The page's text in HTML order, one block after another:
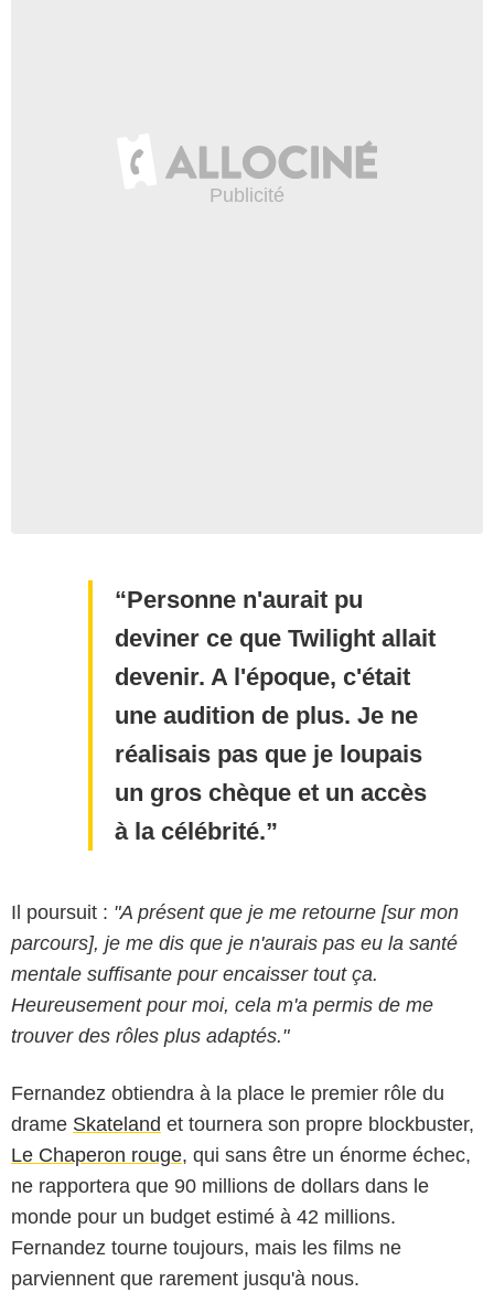
Personne n'aurait pu
deviner ce que Twilight allait
devenir. A l'époque, c'était
une audition de plus. Je ne
réalisais pas que je loupais
un gros chèque et un accès
à la célébrité.
Il poursuit : "A présent que je me retourne [sur mon
parcours], je me dis que je n'aurais pas eu la santé
mentale suffisante pour encaisser tout ça.
Heureusement pour moi, cela m'a permis de me
trouver des rôles plus adaptés."
Fernandez obtiendra à la place le premier rôle du
drame Skateland et tournera son propre blockbuster,
Le Chaperon rouge, qui sans être un énorme échec,
ne rapportera que 90 millions de dollars dans le
monde pour un budget estimé à 42 millions.
Fernandez tourne toujours, mais les films ne
parviennent que rarement jusqu'à nous.
The Walt Disney Company France